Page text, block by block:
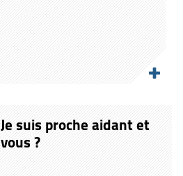
Je suis proche aidant et
vous ?